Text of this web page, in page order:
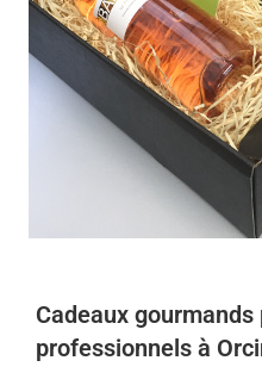
Cadeaux
professionnels à